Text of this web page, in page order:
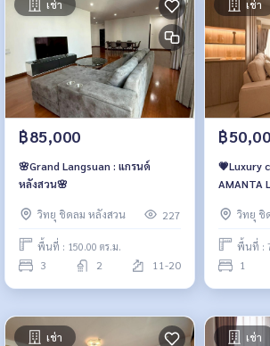
เช่า
฿85,000
🌸Grand Langsuan : แกรนด์
หลังสวน🌸
วิทยุ ชิดลม หลังสวน 227
พื้นที่ : 150.00 ตร.ม.
3 2 11-20
เช่า
฿
💗Luxury
AMANTA
วิทยุ ชิ
พื้นที่ :
1
เช่า เช่า